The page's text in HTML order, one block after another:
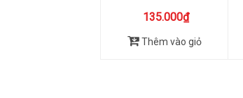
135.000₫
Thêm vào giỏ